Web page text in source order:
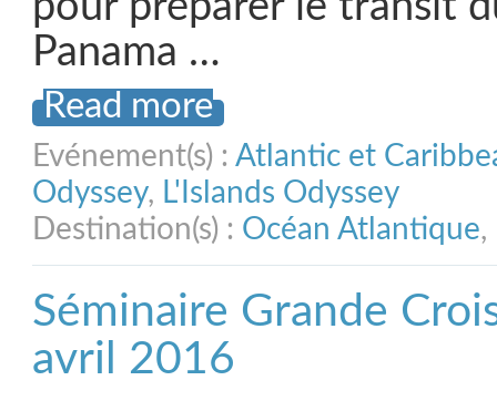
Panama …
Read more
Evénement(s) : Atlantic et
Odyssey, L'Islands Odyssey
Destination(s) : Océan Atlantique,
Séminaire Grande
avril 2016